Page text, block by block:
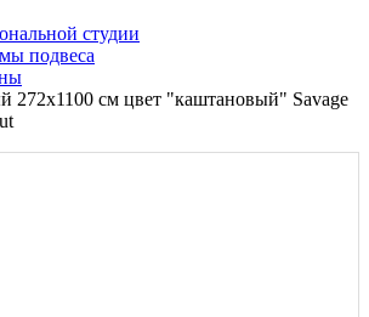
студии
подвеса
272x1100 см цвет "каштановый" Savage